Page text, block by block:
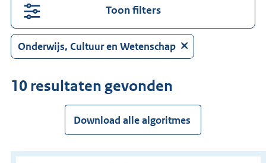
voor
suggesties.
Druk
op
om
Toon filters
Onderwijs, Cultuur en Wetenschap
10 resultaten gevonden
Download alle algoritmes